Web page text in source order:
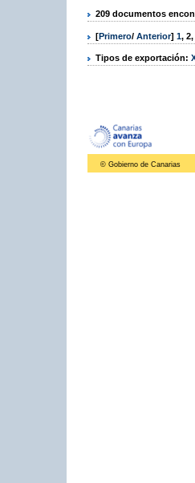
209 documentos
[Primero/ Anterior] 1, 2,
Tipos de exportación:
© Gobierno de Canarias